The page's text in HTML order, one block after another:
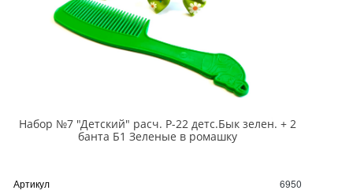
Набор №7 "Детский" расч. Р-22 детс.Бык зелен. + 2
банта Б1 Зеленые в ромашку
Артикул 6950